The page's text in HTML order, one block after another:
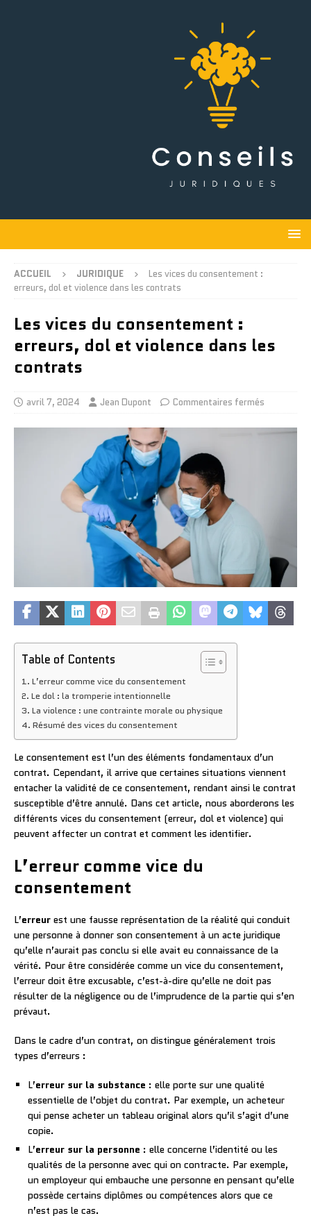
ACCUEIL JURIDIQUE
Les vices du consentement :
erreurs, dol et violence dans les contrats
Les vices du consentement :
erreurs, dol et violence dans les
contrats
avril 7, 2024 Jean Dupont Commentaires fermés
Table of Contents
L’erreur comme vice du consentement
Le dol : la tromperie intentionnelle
La violence : une contrainte morale ou physique
Résumé des vices du consentement
Le consentement est l’un des éléments fondamentaux d’un
contrat. Cependant, il arrive que certaines situations viennent
entacher la validité de ce consentement, rendant ainsi le contrat
susceptible d’être annulé. Dans cet article, nous aborderons les
différents vices du consentement (erreur, dol et violence) qui
peuvent affecter un contrat et comment les identifier.
L’erreur comme vice du
consentement
L’erreur est une fausse représentation de la réalité qui conduit
une personne à donner son consentement à un acte juridique
qu’elle n’aurait pas conclu si elle avait eu connaissance de la
vérité. Pour être considérée comme un vice du consentement,
l’erreur doit être excusable, c’est-à-dire qu’elle ne doit pas
résulter de la négligence ou de l’imprudence de la partie qui s’en
prévaut.
Dans le cadre d’un contrat, on distingue généralement trois
types d’erreurs :
L’erreur sur la substance : elle porte sur une qualité
essentielle de l’objet du contrat. Par exemple, un acheteur
qui pense acheter un tableau original alors qu’il s’agit d’une
copie.
L’erreur sur la personne : elle concerne l’identité ou les
qualités de la personne avec qui on contracte. Par exemple,
un employeur qui embauche une personne en pensant qu’elle
possède certains diplômes ou compétences alors que ce
n’est pas le cas.